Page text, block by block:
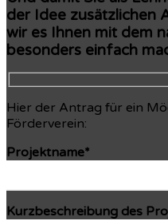
der Idee zusätzlichen
wir es Ihnen mit dem
besonders einfach
Hier der Antrag für ein
Förderverein:
Projektname*
Kurzbeschreibung des